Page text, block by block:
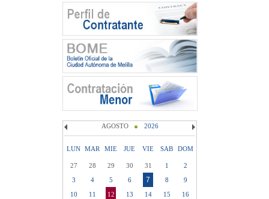
AGOSTO 2026
LUN MAR MIE JUE VIE SAB DOM
27 28 29 30 31 1
2
3
4 5 6 7 8
9
10
11 12 13 14 15
16